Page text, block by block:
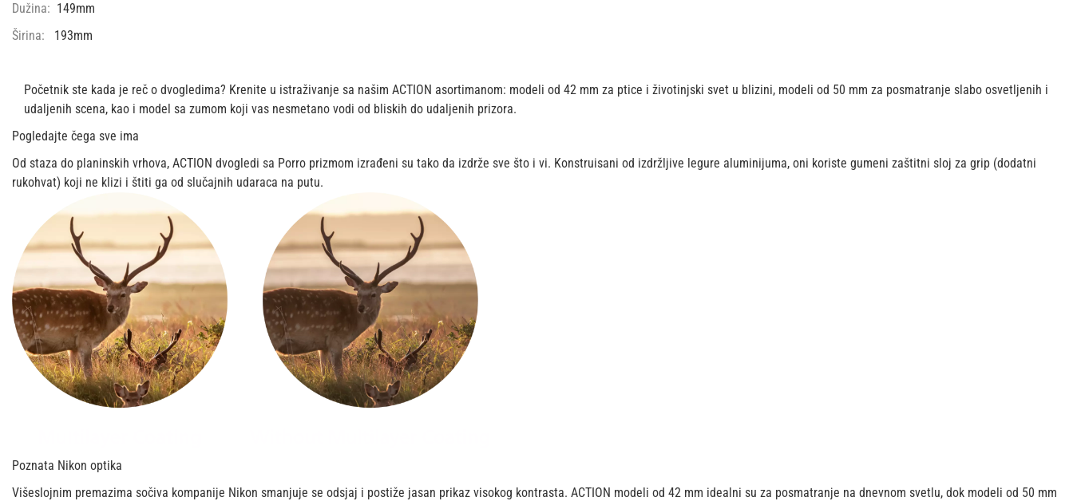
Dužina: 149mm
Širina: 193mm
Početnik ste kada je reč o dvogledima? Krenite u istraživanje sa našim ACTION asortimanom: modeli od 42 mm za ptice i životinjski svet u blizini, modeli od 50 mm za posmatranje slabo osvetljenih i
udaljenih scena, kao i model sa zumom koji vas nesmetano vodi od bliskih do udaljenih prizora.
Pogledajte čega sve ima
Od staza do planinskih vrhova, ACTION dvogledi sa Porro prizmom izrađeni su tako da izdrže sve što i vi. Konstruisani od izdržljive legure aluminijuma, oni koriste gumeni zaštitni sloj za grip (dodatni
rukohvat) koji ne klizi i štiti ga od slučajnih udaraca na putu.
Poznata Nikon optika
Višeslojnim premazima sočiva kompanije Nikon smanjuje se odsjaj i postiže jasan prikaz visokog kontrasta. ACTION modeli od 42 mm idealni su za posmatranje na dnevnom svetlu, dok modeli od 50 mm